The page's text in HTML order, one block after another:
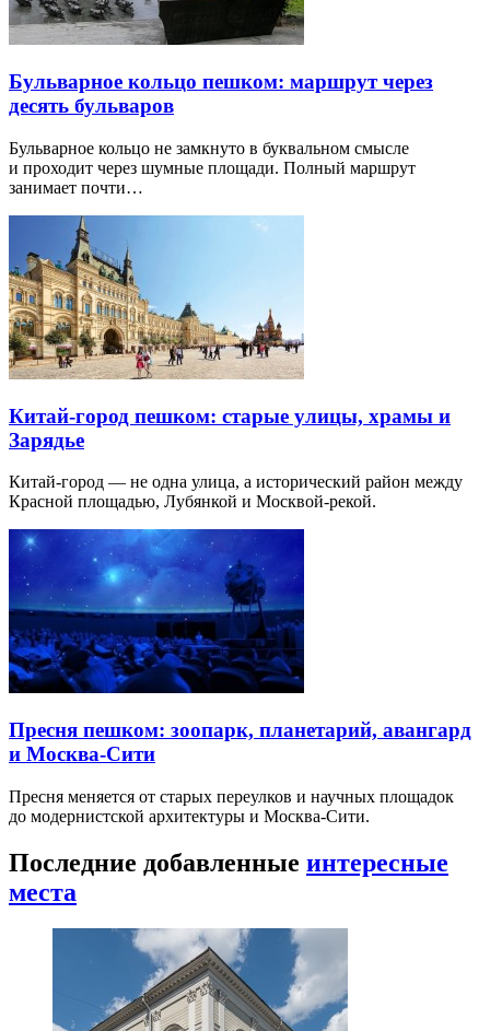
Бульварное кольцо пешком: маршрут через
десять бульваров
Бульварное кольцо не замкнуто в буквальном смысле
и проходит через шумные площади. Полный маршрут
занимает почти…
Китай-город пешком: старые улицы, храмы и
Зарядье
Китай-город — не одна улица, а исторический район между
Красной площадью, Лубянкой и Москвой-рекой.
Пресня пешком: зоопарк, планетарий, авангард
и Москва-Сити
Пресня меняется от старых переулков и научных площадок
до модернистской архитектуры и Москва-Сити.
Последние добавленные интересные
места